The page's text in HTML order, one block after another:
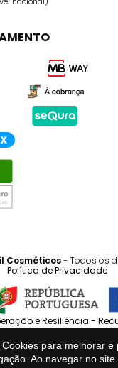
para melhorar e
Ao navegar no
Cosméticos- Todos os
Política de Privacidade
e Resiliência -
Português